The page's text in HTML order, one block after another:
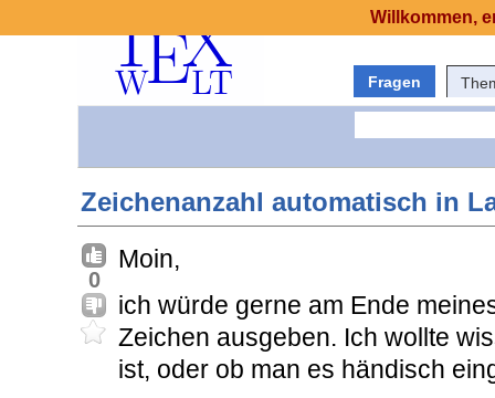
Fragen
Zeichenanzahl automatisch in
0
Moin,
ich würde gerne am Ende
Zeichen ausgeben. Ich wollte
ist, oder ob man es händisch
Willkommen,